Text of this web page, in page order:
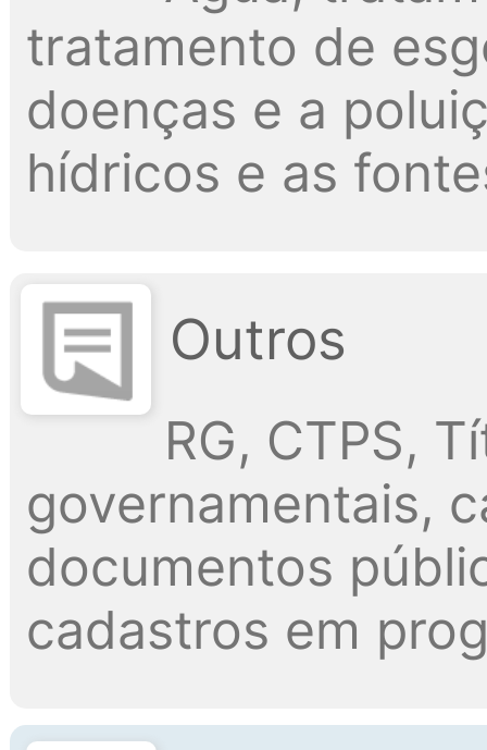
tratamento de
doenças e a
hídricos e as
Outros
RG, CTPS,
governamentais,
documentos
cadastros em